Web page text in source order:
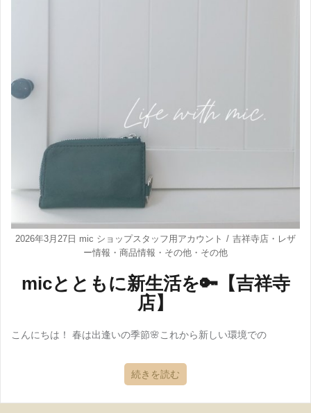
2026年3月27日 mic ショップスタッフ用アカウント 吉祥寺店 ・ レザ
ー情報 ・ 商品情報 ・ その他 ・ その他
micとともに新生活を🔑【吉祥寺
店】
こんにちは！ 春は出逢いの季節🌸これから新しい環境での
続きを読む